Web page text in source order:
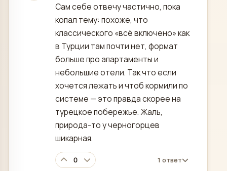
Сам себе отвечу частично, пока
копал тему: похоже, что
классического «всё включено» как
в Турции там почти нет, формат
больше про апартаменты и
небольшие отели. Так что если
хочется лежать и чтоб кормили по
системе — это правда скорее на
турецкое побережье. Жаль,
природа-то у черногорцев
шикарная.
0 1 ответ